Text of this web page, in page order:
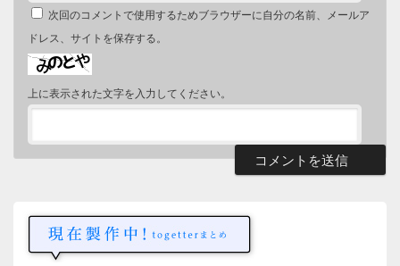
次回のコメントで使用するためブラウザーに自分の名前、メールア
ドレス、サイトを保存する。
上に表示された文字を入力してください。